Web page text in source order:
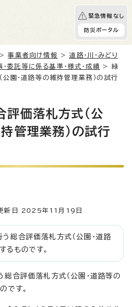
緊急情報なし
防災ポータル
>事業者向け情報 >道路・川・みどり
委託等に係る基準・様式・成績 > 緑
園・道路等の維持管理業務）の試行
価落札方式（公
管理業務）の試行
日 2025年11月19日
総合評価落札方式（公園・道路
るものです。
合評価落札方式（公園・道路等の
です。